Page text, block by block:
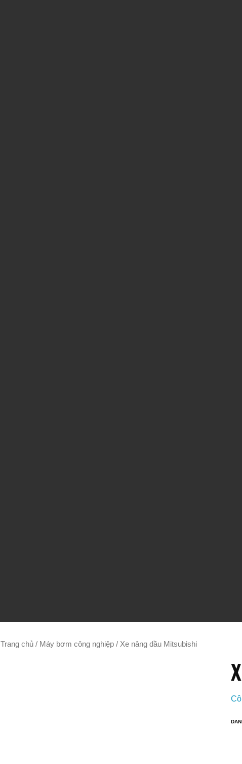
Trang chủ / Máy bơm công nghiệp / Xe nâng dầu Mitsubishi